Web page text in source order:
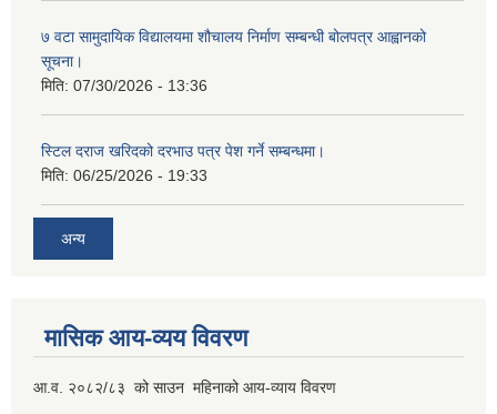
७ वटा सामुदायिक विद्यालयमा शौचालय निर्माण सम्बन्धी बोलपत्र आह्वानको
सूचना।
मिति: 07/30/2026 - 13:36
स्टिल दराज खरिदको दरभाउ पत्र पेश गर्ने सम्बन्धमा।
मिति: 06/25/2026 - 19:33
अन्य
मासिक आय-व्यय विवरण
आ.व. २०८२/८३ को साउन महिनाको आय-व्याय विवरण